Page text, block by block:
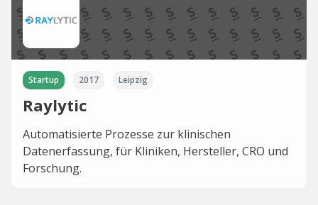
Startup 2017 Leipzig
Raylytic
Automatisierte Prozesse zur klinischen
Datenerfassung, für Kliniken, Hersteller, CRO und
Forschung.